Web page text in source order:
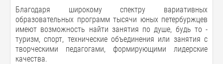
Благодаря широкому спектру вариативных
образовательных программ тысячи юных петербуржцев
имеют возможность найти занятия по душе, будь то -
туризм, спорт, технические объединения или занятия с
творческими педагогами, формирующими лидерские
качества.